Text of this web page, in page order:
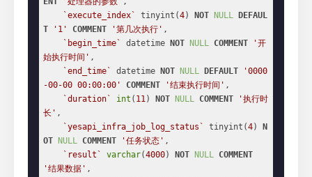
`execute_index`
tinyint(4) NOT NULL
DEFAUL
T
'1' COMMENT '第几次执行' ,
`begin_time`
datetime NOT NULL COMMENT
'开
始执行时间' ,
`end_time`
datetime NOT NULL DEFAULT
'0000
-00-00 00:00:00'
COMMENT '结束执行时间' ,
`duration`
int ( 11) NOT NULL COMMENT
'执行时
长' ,
`yesapi_infra_job_log_status`
tinyint(4)
N
OT
NULL COMMENT '任务状态' ,
`result`
varchar(4000) NOT NULL COMMENT
'结果数据' ,